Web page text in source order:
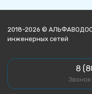
2018-2026 ©
инженерных сетей
8